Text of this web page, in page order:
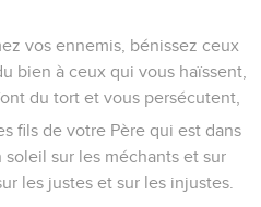
vos ennemis, bénissez ceux
bien à ceux qui vous haïssent,
du tort et vous persécutent,
fils de votre Père qui est dans
sur les méchants et sur
les justes et sur les injustes.